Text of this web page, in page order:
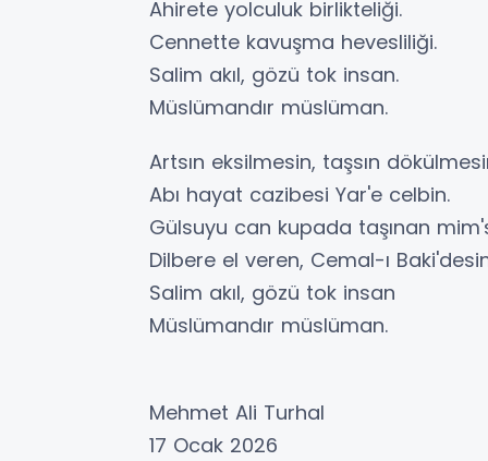
Ahirete yolculuk birlikteliği.
Cennette kavuşma hevesliliği.
Salim akıl, gözü tok insan.
Müslümandır müslüman.
Artsın eksilmesin, taşsın
Abı hayat cazibesi Yar'e celbin.
Gülsuyu can kupada taşınan
Dilbere el veren, Cemal-ı
Salim akıl, gözü tok insan
Müslümandır müslüman.
Mehmet Ali Turhal
17 Ocak 2026